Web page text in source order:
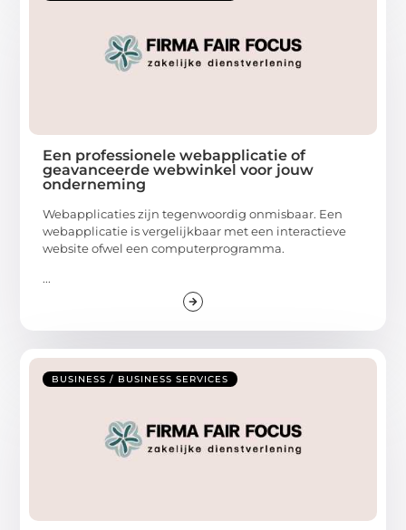
Een professionele webapplicatie of
geavanceerde webwinkel voor jouw
onderneming
Webapplicaties zijn tegenwoordig onmisbaar. Een
webapplicatie is vergelijkbaar met een interactieve
website ofwel een computerprogramma.
...
BUSINESS / BUSINESS SERVICES